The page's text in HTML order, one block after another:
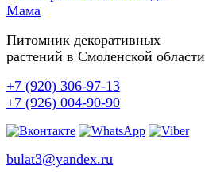
Питомник декоративных
растений в Смоленской области
+7 (920) 306-97-13
+7 (926) 004-90-90
bulat3@yandex.ru